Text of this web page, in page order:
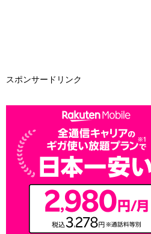
スポンサードリンク